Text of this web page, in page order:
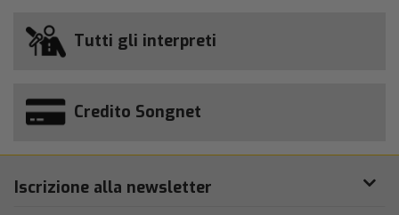
Tutti gli interpreti
Credito Songnet
Iscrizione alla newsletter